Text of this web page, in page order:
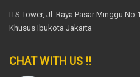
ITS Tower, Jl. Raya Pasar Minggu
Khusus Ibukota Jakarta
CHAT WITH US !!